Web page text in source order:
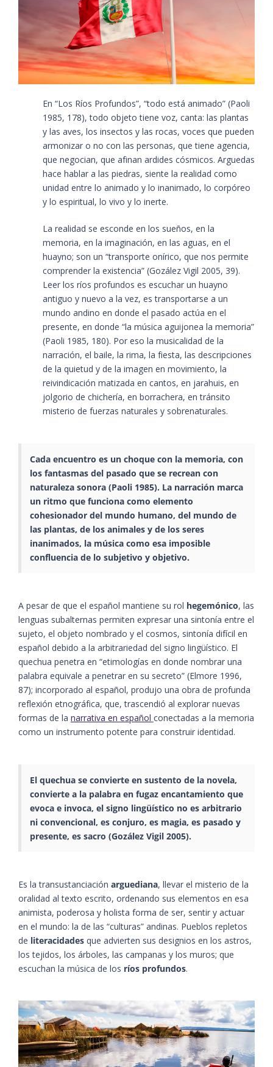
En “Los Ríos Profundos”, “todo está animado”​ (Paoli
1985, 178)​, todo objeto tiene voz, canta: las plantas
y las aves, los insectos y las rocas, voces que pueden
armonizar o no con las personas, que tiene agencia,
que negocian, que afinan ardides cósmicos. Arguedas
hace hablar a las piedras, siente la realidad como
unidad entre lo animado y lo inanimado, lo corpóreo
y lo espiritual, lo vivo y lo inerte.
La realidad se esconde en los sueños, en la
memoria, en la imaginación, en las aguas, en el
huayno; son un “transporte onírico, que nos permite
comprender la existencia”​ (Gozález Vigil 2005, 39)​.
Leer los ríos profundos es escuchar un huayno
antiguo y nuevo a la vez, es transportarse a un
mundo andino en donde el pasado actúa en el
presente, en donde “la música aguijonea la memoria”​
(Paoli 1985, 180)​. Por eso la musicalidad de la
narración, el baile, la rima, la fiesta, las descripciones
de la quietud y de la imagen en movimiento, la
reivindicación matizada en cantos, en jarahuis, en
jolgorio de chichería, en borrachera, en tránsito
misterio de fuerzas naturales y sobrenaturales.
Cada encuentro es un choque con la memoria, con
los fantasmas del pasado que se recrean con
naturaleza sonora​ (Paoli 1985)​. La narración marca
un ritmo que funciona como elemento
cohesionador del mundo humano, del mundo de
las plantas, de los animales y de los seres
inanimados, la música como esa imposible
confluencia de lo subjetivo y objetivo.
A pesar de que el español mantiene su rol hegemónico, las
lenguas subalternas permiten expresar una sintonía entre el
sujeto, el objeto nombrado y el cosmos, sintonía difícil en
español debido a la arbitrariedad del signo lingüístico. El
quechua penetra en “etimologías en donde nombrar una
palabra equivale a penetrar en su secreto”​ (Elmore 1996,
87)​; incorporado al español, produjo una obra de profunda
reflexión etnográfica, que, trascendió al explorar nuevas
formas de la narrativa en español conectadas a la memoria
como un instrumento potente para construir identidad.
El quechua se convierte en sustento de la novela,
convierte a la palabra en fugaz encantamiento que
evoca e invoca, el signo lingüístico no es arbitrario
ni convencional, es conjuro, es magia, es pasado y
presente, es sacro ​(Gozález Vigil 2005)​.
Es la transustanciación arguediana, llevar el misterio de la
oralidad al texto escrito, ordenando sus elementos en esa
animista, poderosa y holista forma de ser, sentir y actuar
en el mundo: la de las “culturas” andinas. Pueblos repletos
de literacidades que advierten sus designios en los astros,
los tejidos, los árboles, las campanas y los muros; que
escuchan la música de los ríos profundos.